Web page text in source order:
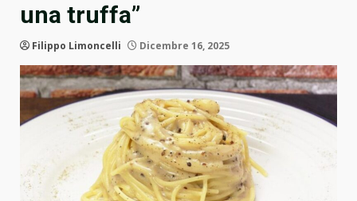
una truffa”
Filippo Limoncelli Dicembre 16, 2025